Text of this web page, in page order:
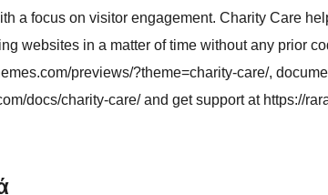
a focus on visitor engagement. Charity Care
websites in a matter of time without any prior
previews/?theme=charity-care/,
docs/charity-care/ and get support at https://